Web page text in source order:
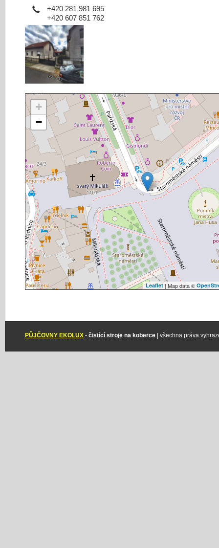
+420 281 981 695
+420 607 851 762
+
−
Leaflet | Map data ©
PŮJČOVNY EKOLUX - čistící stroje na koberce | všechna práva